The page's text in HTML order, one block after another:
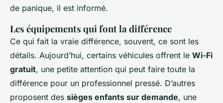
de panique, il est informé.
Les équipements qui font la différence
Ce qui fait la vraie différence, souvent, ce sont les
détails. Aujourd’hui, certains véhicules offrent le Wi-Fi
gratuit, une petite attention qui peut faire toute la
différence pour un professionnel pressé. D’autres
proposent des sièges enfants sur demande, une